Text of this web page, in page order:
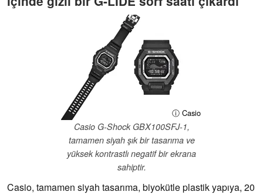
ⓘ Casio
Casio G-Shock GBX100SFJ-1,
tamamen siyah şık bir tasarıma ve
yüksek kontrastlı negatif bir ekrana
sahiptir.
Casio, tamamen siyah tasarıma, biyokütle plastik yapıya, 20